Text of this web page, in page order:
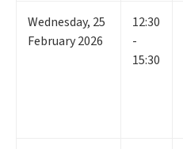
Wednesday, 25
February 2026
12:30
-
15:30